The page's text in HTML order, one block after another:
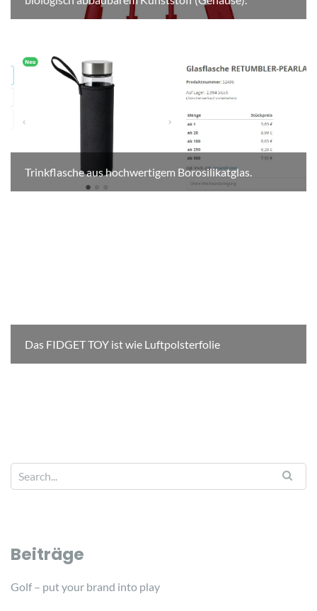
Trinkflasche aus hochwertigem Borosilikatglas.
Das FIDGET TOY ist wie Luftpolsterfolie
Beiträge
Golf – put your brand into play